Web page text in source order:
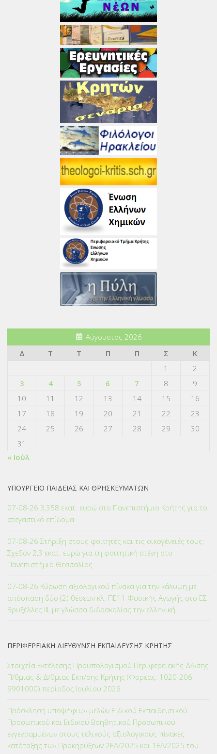
Αύγουστος 2026
Δ
Τ Τ Π Π Σ
Κ
1
2
3
4 5 6 7 8
9
10
11 12 13 14 15
16
17
18 19 20 21 22
23
24
25 26 27 28 29
30
31
« Ιούλ
ΥΠΟΥΡΓΕΙΟ ΠΑΙΔΕΙΑΣ ΚΑΙ ΘΡΗΣΚΕΥΜΑΤΩΝ
07-08-26 3,358 εκατ. ευρώ στο Πανεπιστήμιο Κρήτης για το
στεγαστικό επίδομα
07-08-26 Στήριξη στους φοιτητές και τις οικογένειές τους:
Σχεδόν 2,3 εκατ. ευρώ για τη φοιτητική στέγη στο
Πανεπιστήμιο Θεσσαλίας
07-08-26 Κύρωση αξιολογικού πίνακα για την κάλυψη με
απόσπαση δύο (2) θέσεων κλ. ΠΕ11 Φυσικής Αγωγής στο ΕΣ
Βρυξέλλες ΙΙΙ, με γλώσσα διδασκαλίας την ελληνική
ΠΕΡΙΦΕΡΕΙΑΚΗ ΔΙΕΥΘΥΝΣΗ ΕΚΠΑΙΔΕΥΣΗΣ ΚΡΗΤΗΣ
Στοιχεία Εκτέλεσης Προϋπολογισμού Περιφερειακής Δ/νσης
Π/θμιας & Δ/θμιας Εκπ/σης Κρήτης (Φορέας: 1020-206-
9901000) περίοδος Ιουλίου 2026
Πρόσκληση υποψήφιων μελών Ειδικού Εκπαιδευτικού
Προσωπικού και Ειδικού Βοηθητικού Προσωπικού
εγγεγραμμένων στους τελικούς αξιολογικούς πίνακες
κατάταξης των Προκηρύξεων 2ΕΑ/2025 και 1ΕΑ/2025 του